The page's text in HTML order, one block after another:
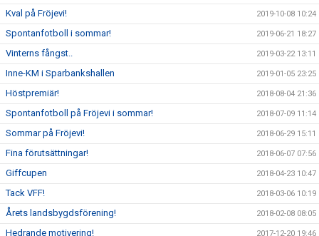
Kval på Fröjevi! 2019-10-08 10:24
Spontanfotboll i sommar! 2019-06-21 18:27
Vinterns fångst.. 2019-03-22 13:11
Inne-KM i Sparbankshallen 2019-01-05 23:25
Höstpremiär! 2018-08-04 21:36
Spontanfotboll på Fröjevi i sommar! 2018-07-09 11:14
Sommar på Fröjevi! 2018-06-29 15:11
Fina förutsättningar! 2018-06-07 07:56
Giffcupen 2018-04-23 10:47
Tack VFF! 2018-03-06 10:19
Årets landsbygdsförening! 2018-02-08 08:05
Hedrande motivering! 2017-12-20 19:46